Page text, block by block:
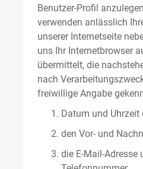
Benutzer-Profil
verwenden anlässlich
unserer Internetseite
uns Ihr Internetbrowser
übermittelt, die
nach
freiwillige Angabe
Datum und Uhrzeit
den Vor- und
die E-Mail-Adresse